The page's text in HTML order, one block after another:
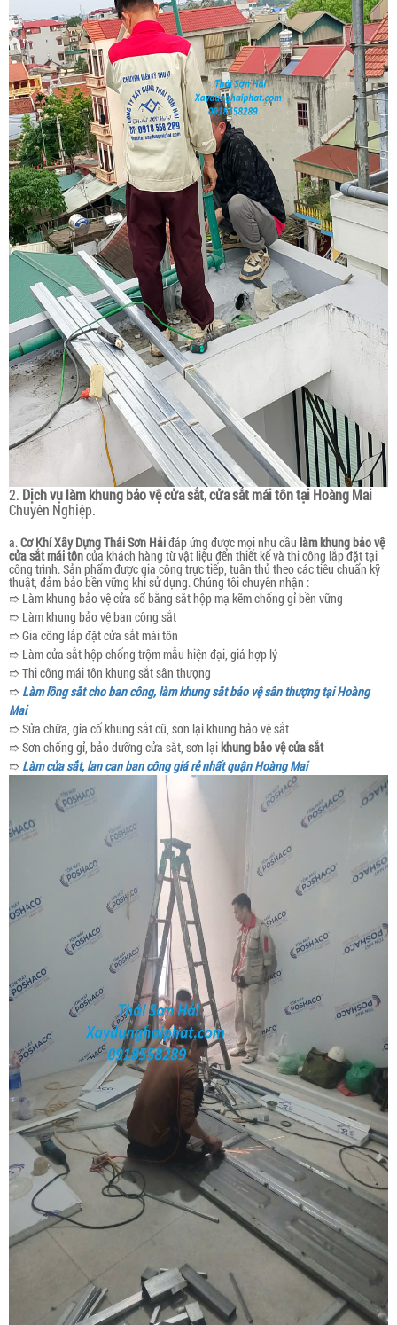
2. Dịch vụ làm khung bảo vệ cửa sắt,cửa sắt mái tôn tại Hoàng Mai
Chuyên Nghiệp.
a.Cơ Khí Xây Dựng Thái Sơn Hảiđáp ứng được mọi nhu cầu làm khung bảo vệ
cửa sắtmái tôncủa khách hàng từ vật liệu đến thiết kế và thi công lắp đặt tại
công trình. Sản phẩm được gia công trực tiếp, tuân thủ theo các tiêu chuẩn kỹ
thuật, đảm bảo bền vững khi sử dụng. Chúng tôi chuyên nhận :
➱ Làm khung bảo vệ cửa sổ bằng sắt hộp mạ kẽm chống gỉ bền vững
➱ Làm khung bảo vệ ban công sắt
➱ Gia công lắp đặt cửa sắt mái tôn
➱ Làm cửa sắt hộp chống trộm mẫu hiện đại, giá hợp lý
➱ Thi công mái tôn khung sắt sân thượng
➱ Làm lồng sắt cho ban công, làm khung sắt bảo vệ sân thượng tại Hoàng
Mai
➱ Sửa chữa, gia cố khung sắt cũ, sơn lại khung bảo vệ sắt
➱ Sơn chống gỉ, bảo dưỡng cửa sắt, sơn lạikhung bảo vệ cửa sắt
➱ Làm cửa sắt, lan can ban công giá rẻ nhất quận Hoàng Mai